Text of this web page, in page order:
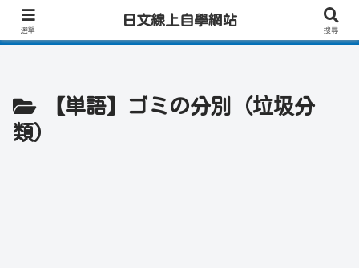
日文學習首選｜快速學會實用日文｜專業日籍老師一對一線上教學｜高效會話練
【単語】ゴミの分別（垃圾分
類）
選單
日文線上自學網站
搜尋